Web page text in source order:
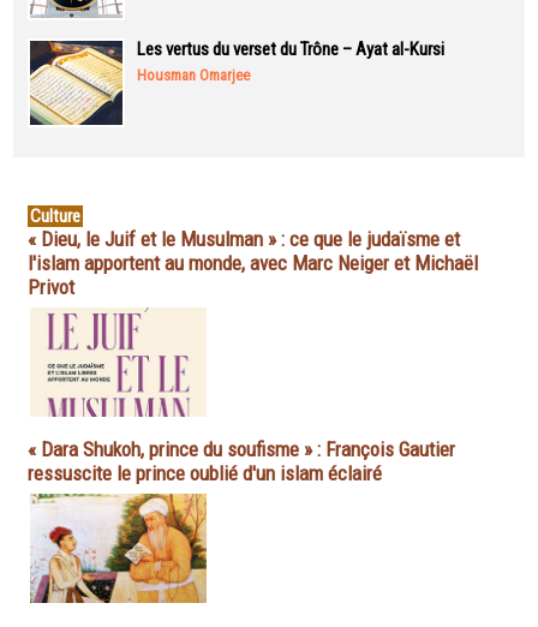
Les vertus du verset du Trône – Ayat al-Kursi
Housman Omarjee
Culture
« Dieu, le Juif et le Musulman » : ce que le judaïsme et
l'islam apportent au monde, avec Marc Neiger et Michaël
Privot
« Dara Shukoh, prince du soufisme » : François Gautier
ressuscite le prince oublié d'un islam éclairé